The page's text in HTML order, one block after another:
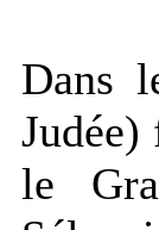
Dans
Judée)
le